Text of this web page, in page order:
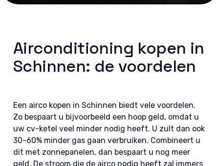
Airconditioning kopen in
Schinnen: de voordelen
Een airco kopen in Schinnen biedt vele voordelen.
Zo bespaart u bijvoorbeeld een hoop geld, omdat u
uw cv-ketel veel minder nodig heeft. U zult dan ook
30-60% minder gas gaan verbruiken. Combineert u
dit met zonnepanelen, dan bespaart u nog meer
geld. De stroom die de airco nodig heeft zal immers